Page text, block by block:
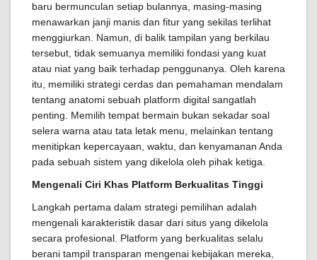
baru bermunculan setiap bulannya, masing-masing
menawarkan janji manis dan fitur yang sekilas terlihat
menggiurkan. Namun, di balik tampilan yang berkilau
tersebut, tidak semuanya memiliki fondasi yang kuat
atau niat yang baik terhadap penggunanya. Oleh karena
itu, memiliki strategi cerdas dan pemahaman mendalam
tentang anatomi sebuah platform digital sangatlah
penting. Memilih tempat bermain bukan sekadar soal
selera warna atau tata letak menu, melainkan tentang
menitipkan kepercayaan, waktu, dan kenyamanan Anda
pada sebuah sistem yang dikelola oleh pihak ketiga.
Mengenali Ciri Khas Platform Berkualitas Tinggi
Langkah pertama dalam strategi pemilihan adalah
mengenali karakteristik dasar dari situs yang dikelola
secara profesional. Platform yang berkualitas selalu
berani tampil transparan mengenai kebijakan mereka,